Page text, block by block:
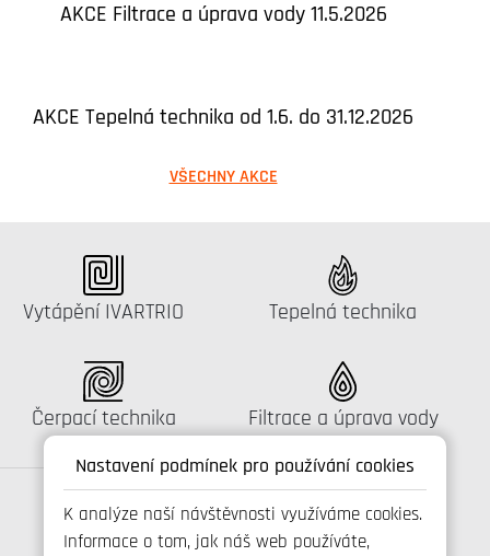
Nastavení podmínek pro používání cookies
K analýze naší návštěvnosti využíváme cookies.
Informace o tom, jak náš web používáte,
AKCE Filtrace a úprava vody 11.5.2026
AKCE Tepelná technika od 1.6. do 31.12.2026
VŠECHNY AKCE
Katalog:
Vytápění IVARTRIO Katalog:
Tepelná technika
Katalog:
Čerpací technika Katalog:
Filtrace a úprava vody